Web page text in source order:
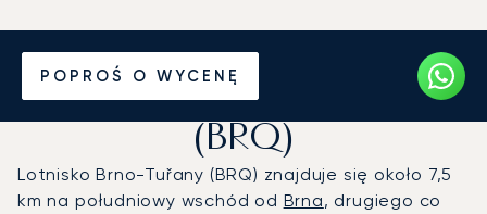
POPROŚ O WYCENĘ
Prywatny odrzutowiec na
Lotnisko Brno-Tuřany
(BRQ)
Lotnisko Brno-Tuřany (BRQ) znajduje się około 7,5
km na południowy wschód od Brna, drugiego co